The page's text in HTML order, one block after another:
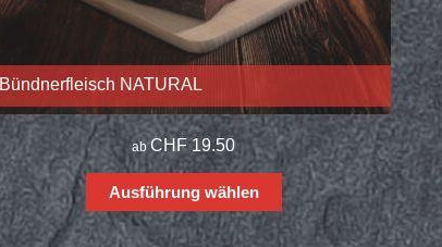
Bündnerfleisch NATURAL
abCHF19.50
Ausführung wählen